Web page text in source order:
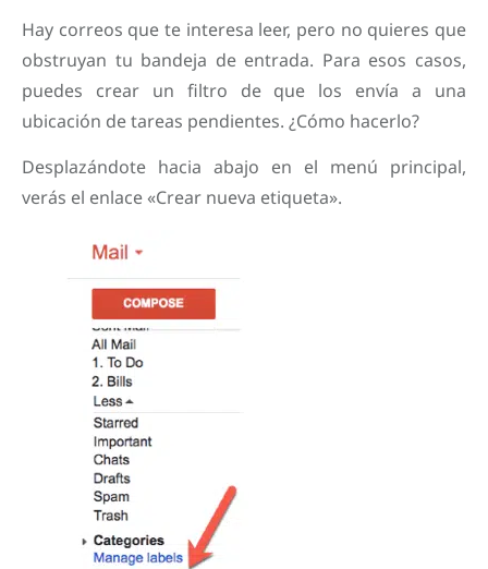
Hay correos que te interesa leer, pero no quieres que
obstruyan tu bandeja de entrada. Para esos casos,
puedes crear un filtro de que los envía a una
ubicación de tareas pendientes. ¿Cómo hacerlo?
Desplazándote hacia abajo en el menú principal,
verás el enlace «Crear nueva etiqueta».